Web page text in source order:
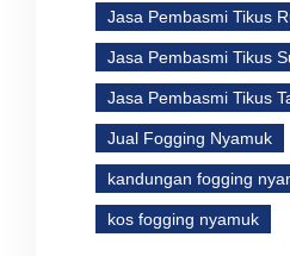
Jasa Pembasmi Tikus
Jasa Pembasmi Tikus
Jasa Pembasmi Tikus
Jual Fogging Nyamuk
kandungan fogging
kos fogging nyamuk